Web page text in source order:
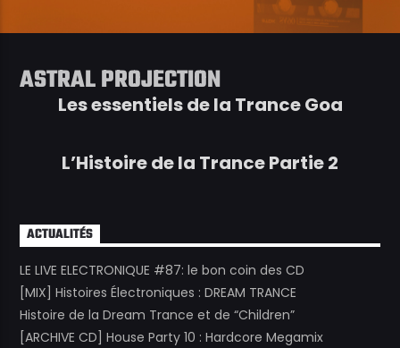
ASTRAL PROJECTION
Les essentiels de la Trance Goa
L’Histoire de la Trance Partie 2
ACTUALITÉS
LE LIVE ELECTRONIQUE #87: le bon coin des CD
[MIX] Histoires Électroniques : DREAM TRANCE
Histoire de la Dream Trance et de “Children”
[ARCHIVE CD] House Party 10 : Hardcore Megamix